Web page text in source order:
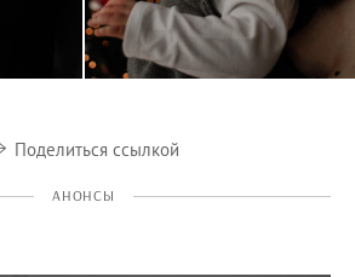
Поделиться ссылкой
АНОНСЫ